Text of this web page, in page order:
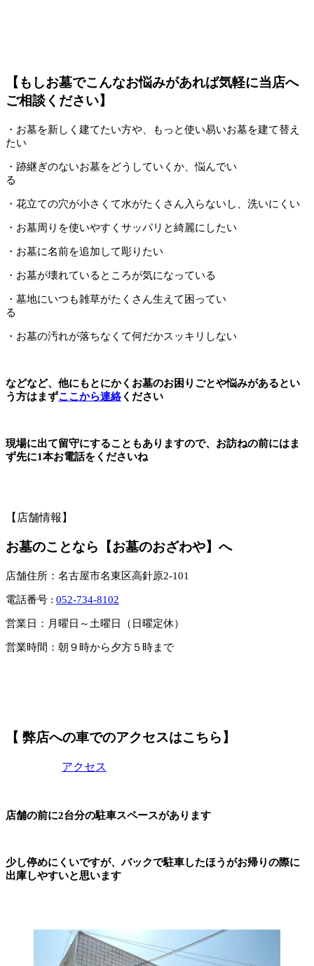
【もしお墓でこんなお悩みがあれば気軽に当店へ
ご相談ください】
・お墓を新しく建てたい方や、もっと使い易いお墓を建て替え
たい
・跡継ぎのないお墓をどうしていくか、悩んでい
る
・花立ての穴が小さくて水がたくさん入らないし、洗いにくい
・お墓周りを使いやすくサッパリと綺麗にしたい
・お墓に名前を追加して彫りたい
・お墓が壊れているところが気になっている
・墓地にいつも雑草がたくさん生えて困ってい
る
・お墓の汚れが落ちなくて何だかスッキリしない
などなど、他にもとにかくお墓のお困りごとや悩みがあるとい
う方はまずここから連絡ください
現場に出て留守にすることもありますので、お訪ねの前にはま
ず先に1本お電話をくださいね
【店舗情報】
お墓のことなら【お墓のおざわや】へ
店舗住所：名古屋市名東区高針原2-101
電話番号 : 052-734-8102
営業日：月曜日～土曜日（日曜定休）
営業時間：朝９時から夕方５時まで
【 弊店への車でのアクセスはこちら】
アクセス
店舗の前に2台分の駐車スペースがあります
少し停めにくいですが、バックで駐車したほうがお帰りの際に
出庫しやすいと思います